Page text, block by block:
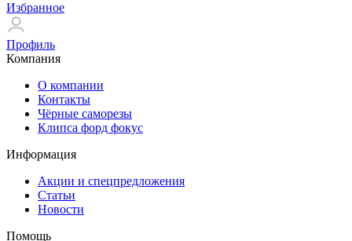
Избранное
Профиль
Компания
О компании
Контакты
Чёрные саморезы
Клипса форд фокус
Информация
Акции и спецпредложения
Статьи
Новости
Помощь